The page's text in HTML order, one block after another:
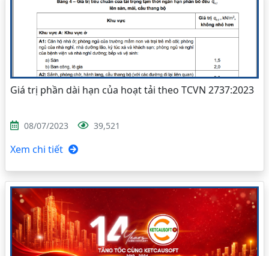
Giá trị phần dài hạn của hoạt tải theo TCVN 2737:2023
08/07/2023 39,521
Xem chi tiết